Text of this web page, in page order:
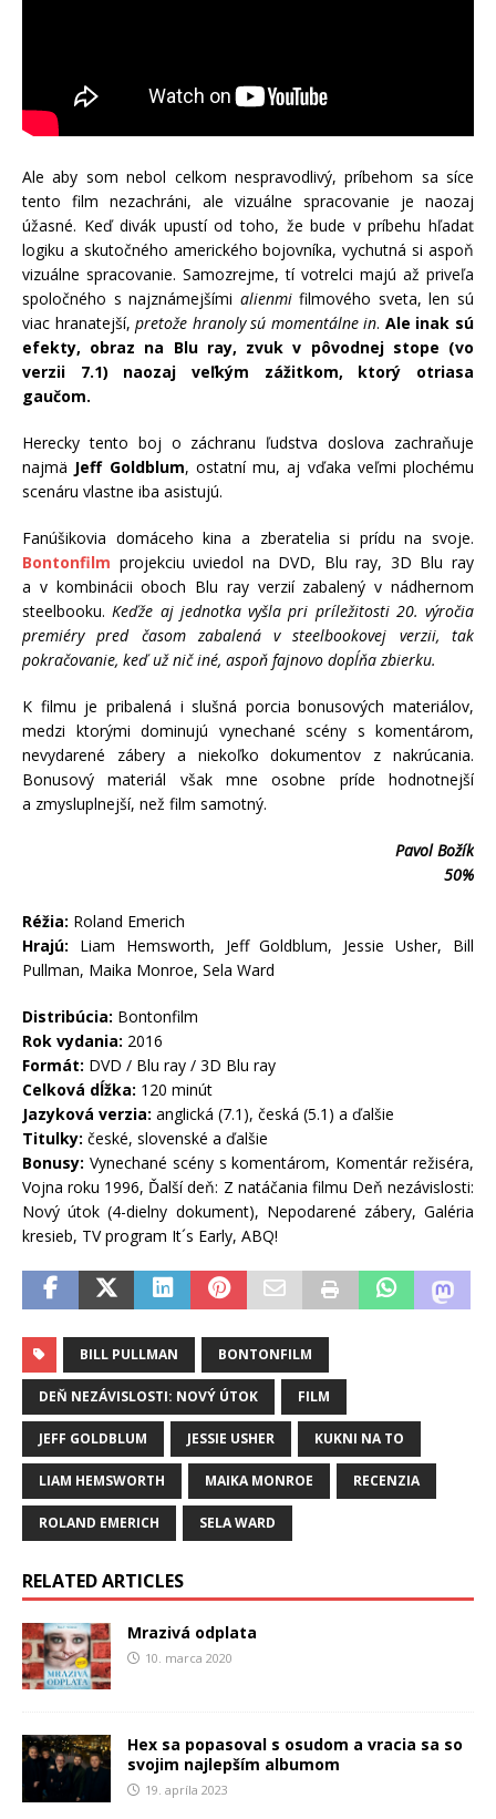
Ale aby som nebol celkom nespravodlivý, príbehom sa síce
tento film nezachráni, ale vizuálne spracovanie je naozaj
úžasné. Keď divák upustí od toho, že bude v príbehu hľadať
logiku a skutočného amerického bojovníka, vychutná si aspoň
vizuálne spracovanie. Samozrejme, tí votrelci majú až priveľa
spoločného s najznámejšími alienmifilmového sveta, len sú
viac hranatejší,pretože hranoly sú momentálne in. Ale inak sú
efekty, obraz na Blu ray, zvuk v pôvodnej stope (vo
verzii 7.1) naozaj veľkým zážitkom, ktorý otriasa
gaučom.
Herecky tento boj o záchranu ľudstva doslova zachraňuje
najmä Jeff Goldblum, ostatní mu, aj vďaka veľmi plochému
scenáru vlastne iba asistujú.
Fanúšikovia domáceho kina a zberatelia si prídu na svoje.
Bontonfilm projekciu uviedol na DVD, Blu ray, 3D Blu ray
a v kombinácii oboch Blu ray verzií zabalený v nádhernom
steelbooku.Keďže aj jednotka vyšla pri príležitosti 20. výročia
premiéry pred časom zabalená v steelbookovej verzii, tak
pokračovanie, keď už nič iné, aspoň fajnovo dopĺňa zbierku.
K filmu je pribalená i slušná porcia bonusových materiálov,
medzi ktorými dominujú vynechané scény s komentárom,
nevydarené zábery a niekoľko dokumentov z nakrúcania.
Bonusový materiál však mne osobne príde hodnotnejší
a zmysluplnejší, než film samotný.
Pavol Božík
50%
Réžia: Roland Emerich
Hrajú: Liam Hemsworth, Jeff Goldblum, Jessie Usher, Bill
Pullman, Maika Monroe, Sela Ward
Distribúcia: Bontonfilm
Rok vydania: 2016
Formát: DVD / Blu ray / 3D Blu ray
Celková dĺžka: 120 minút
Jazyková verzia: anglická (7.1), česká (5.1) a ďalšie
Titulky: české, slovenské a ďalšie
Bonusy: Vynechané scény s komentárom, Komentár režiséra,
Vojna roku 1996, Ďalší deň: Z natáčania filmu Deň nezávislosti:
Nový útok (4-dielny dokument), Nepodarené zábery, Galéria
kresieb, TV program It´s Early, ABQ!
BILL PULLMAN BONTONFILM
DEŇ NEZÁVISLOSTI: NOVÝ ÚTOK FILM
JEFF GOLDBLUM JESSIE USHER KUKNI NA TO
LIAM HEMSWORTH MAIKA MONROE RECENZIA
ROLAND EMERICH SELA WARD
RELATED ARTICLES
Mrazivá odplata
10. marca 2020
Hex sa popasoval s osudom a vracia sa so
svojim najlepším albumom
19. apríla 2023